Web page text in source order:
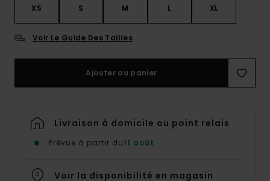
XS S M L XL
Voir Le Guide Des Tailles
Ajouter au panier
Livraison à domicile ou point relais
Prévue à partir du11 août
Voir la disponibilité en magasin